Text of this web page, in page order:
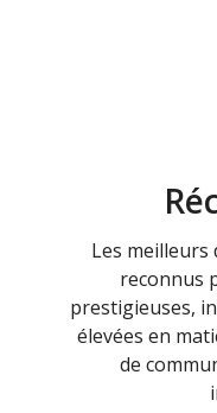
Les
reconnus
prestigieuses,
élevées en
de